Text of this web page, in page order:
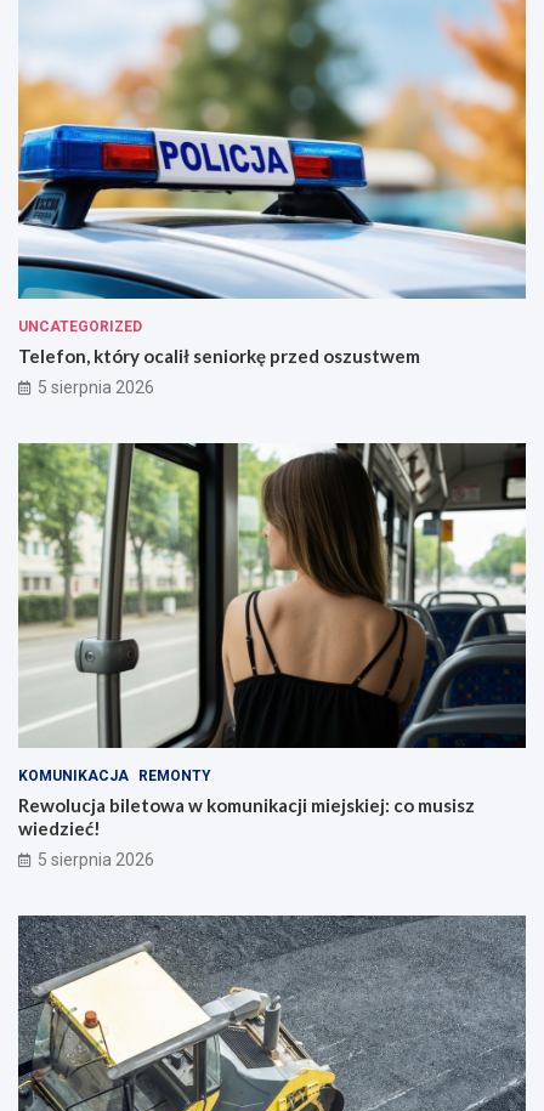
UNCATEGORIZED
Telefon, który ocalił seniorkę przed oszustwem
5 sierpnia 2026
KOMUNIKACJA REMONTY
Rewolucja biletowa w komunikacji miejskiej: co musisz
wiedzieć!
5 sierpnia 2026